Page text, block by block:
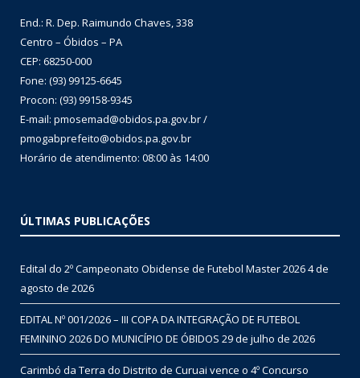
End.: R. Dep. Raimundo Chaves, 338
Centro – Óbidos – PA
CEP: 68250-000
Fone: (93) 99125-6645
Procon: (93) 99158-9345
E-mail: pmosemad@obidos.pa.gov.br /
pmogabprefeito@obidos.pa.gov.br
Horário de atendimento: 08:00 às 14:00
ÚLTIMAS PUBLICAÇÕES
Edital do 2º Campeonato Obidense de Futebol Master 20264 de
agosto de 2026
EDITAL Nº 001/2026 – III COPA DA INTEGRAÇÃO DE FUTEBOL
FEMININO 2026 DO MUNICÍPIO DE ÓBIDOS 29 de julho de 2026
Carimbó da Terra do Distrito de Curuai vence o 4º Concurso